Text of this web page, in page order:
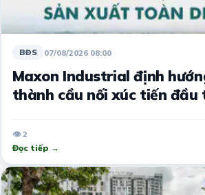
BĐS 07/08/2026 08:00
Maxon Industrial định
thành cầu nối xúc tiến đầu
👁 2
Đọc tiếp →